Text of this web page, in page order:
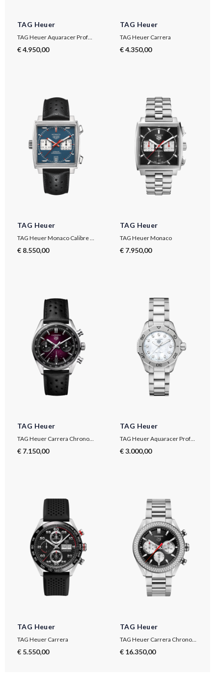
TAG Heuer
TAG Heuer Aquaracer Professional 300 GMT
€ 4.950,00
TAG Heuer
TAG Heuer Carrera
€ 4.350,00
TAG Heuer
TAG Heuer Monaco Calibre 11
€ 8.550,00
TAG Heuer
TAG Heuer Monaco
€ 7.950,00
TAG Heuer
TAG Heuer Carrera Chronograph
€ 7.150,00
TAG Heuer
TAG Heuer Aquaracer Professional 200
€ 3.000,00
TAG Heuer
TAG Heuer Carrera
€ 5.550,00
TAG Heuer
TAG Heuer Carrera Chronograph
€ 16.350,00